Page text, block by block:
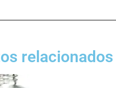
relacionados